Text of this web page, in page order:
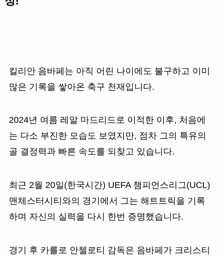
킬리안 음바페는 아직 어린 나이에도 불구하고 이미
많은 기록을 쌓아온 축구 천재입니다.
2024년 여름 레알 마드리드로 이적한 이후, 처음에
는 다소 부진한 모습도 보였지만, 점차 그의 특유의
골 결정력과 빠른 속도를 되찾고 있습니다.
최근 2월 20일(한국시간) UEFA 챔피언스리그(UCL)
맨체스터시티와의 경기에서 그는 해트트릭을 기록
하며 자신의 실력을 다시 한번 증명했습니다.
경기 후 카를로 안첼로티 감독은 음바페가 크리스티